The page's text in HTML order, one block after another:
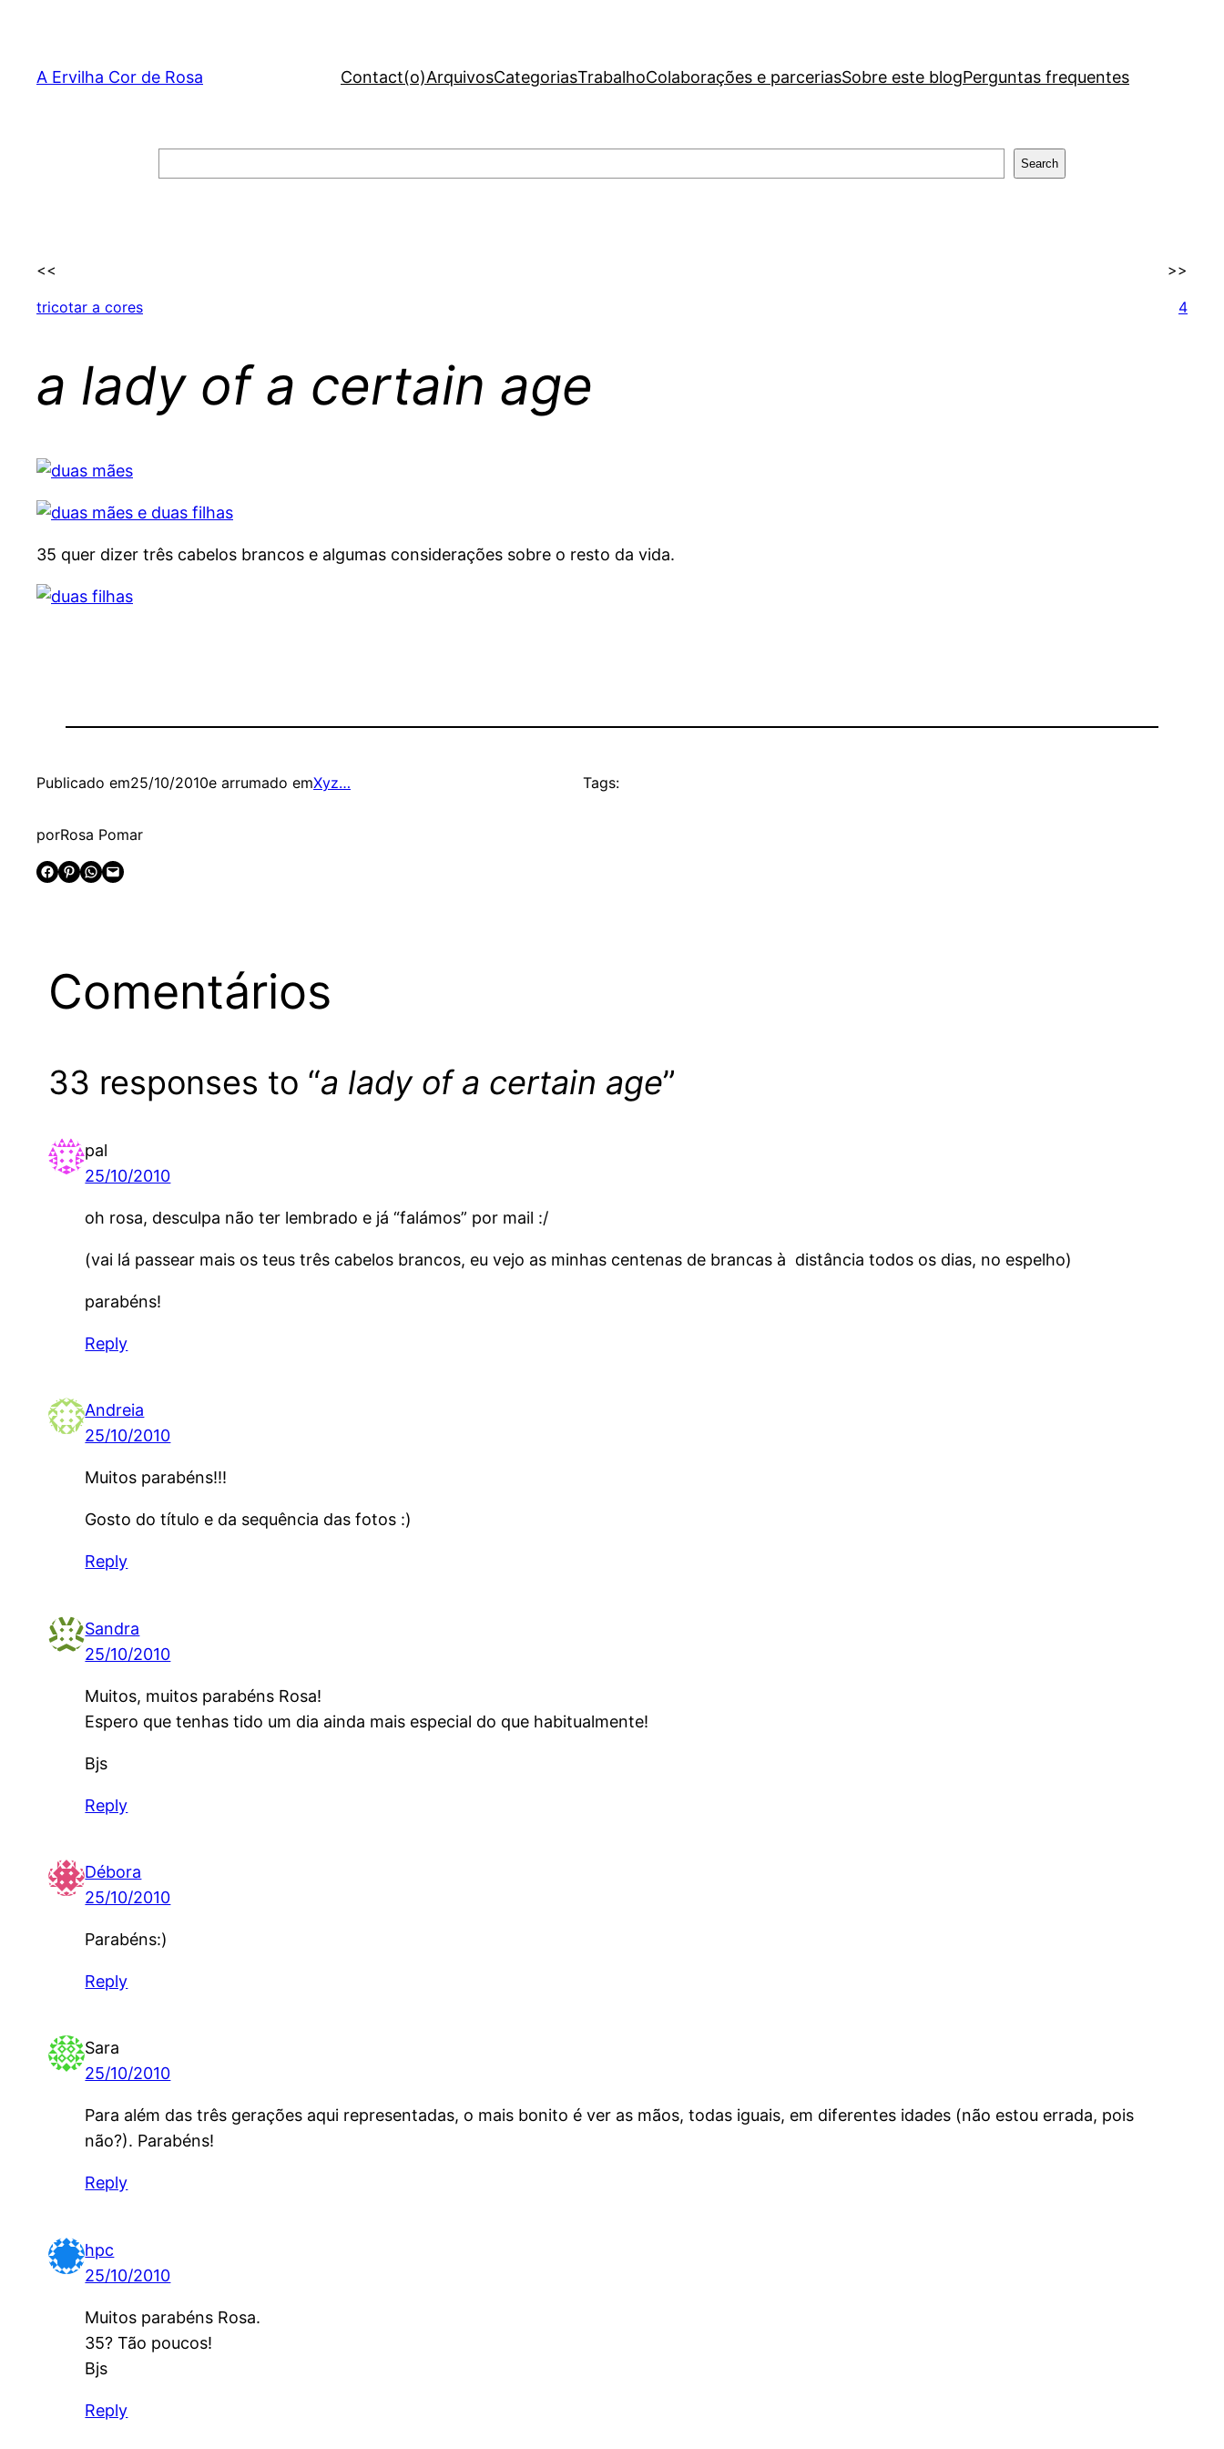
content
A Ervilha Cor de Rosa Contact(o)ArquivosCategoriasTrabalhoColaborações e parceriasSobre este blogPerguntas frequentes
Search
<<
tricotar a cores
>>
4
a lady of a certain age
35 quer dizer três cabelos brancos e algumas considerações sobre o resto da vida.
Publicado em25/10/2010e arrumado emXyz…
porRosa Pomar
Share on Facebook
Share on Pinterest Share on WhatsApp Email this Page
Tags:
Comentários
33 responses to “a lady of a certain age”
pal
25/10/2010
oh rosa, desculpa não ter lembrado e já “falámos” por mail :/
(vai lá passear mais os teus três cabelos brancos, eu vejo as minhas centenas de brancas à distância todos os dias, no espelho)
parabéns!
Reply
Andreia
25/10/2010
Muitos parabéns!!!
Gosto do título e da sequência das fotos :)
Reply
Sandra
25/10/2010
Muitos, muitos parabéns Rosa!
Espero que tenhas tido um dia ainda mais especial do que habitualmente!
Bjs
Reply
Débora
25/10/2010
Parabéns:)
Reply
Sara
25/10/2010
Para além das três gerações aqui representadas, o mais bonito é ver as mãos, todas iguais, em diferentes idades (não estou errada, pois
não?). Parabéns!
Reply
hpc
25/10/2010
Muitos parabéns Rosa.
35? Tão poucos!
Bjs
Reply